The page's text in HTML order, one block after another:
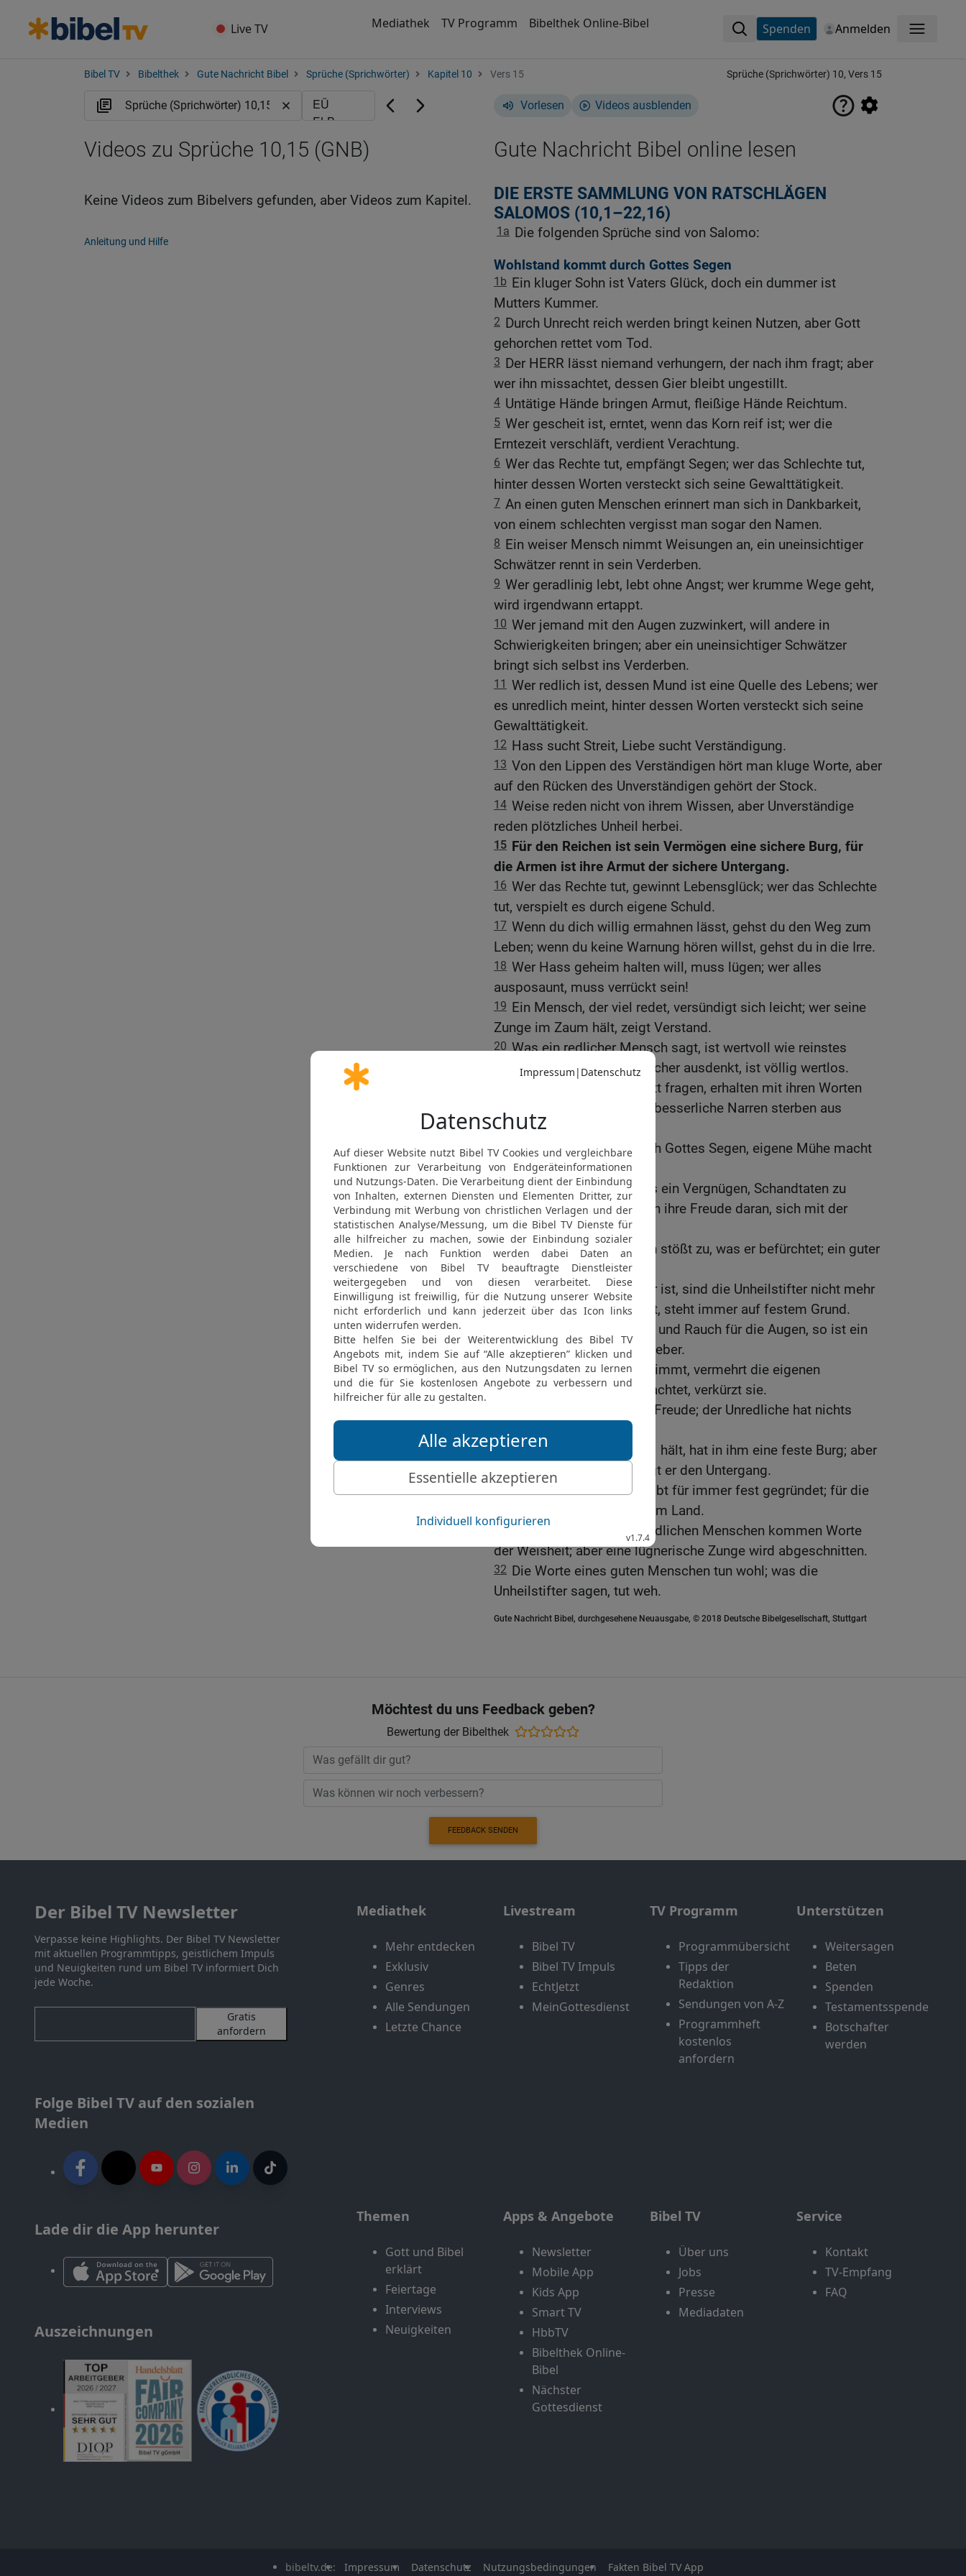
Live TV Mediathek TV Programm Bibelthek Online-Bibel Spenden Anmelden Menü
Bibel TV Bibelthek Gute Nachricht Bibel Sprüche (Sprichwörter) Kapitel 10 Vers 15 Sprüche (Sprichwörter) 10, Vers 15
Vorlesen Videos ausblenden
Gute Nachricht Bibel online lesen
DIE ERSTE SAMMLUNG VON RATSCHLÄGEN
SALOMOS (10,1–22,16)
1a Die folgenden Sprüche sind von Salomo:
Wohlstand kommt durch Gottes Segen
1b Ein kluger Sohn ist Vaters Glück, doch ein dummer ist
Mutters Kummer.
2 Durch Unrecht reich werden bringt keinen Nutzen, aber Gott
gehorchen rettet vom Tod.
3 Der HERR lässt niemand verhungern, der nach ihm fragt; aber
wer ihn missachtet, dessen Gier bleibt ungestillt.
4 Untätige Hände bringen Armut, fleißige Hände Reichtum.
5 Wer gescheit ist, erntet, wenn das Korn reif ist; wer die
Erntezeit verschläft, verdient Verachtung.
6 Wer das Rechte tut, empfängt Segen; wer das Schlechte tut,
hinter dessen Worten versteckt sich seine Gewalttätigkeit.
7 An einen guten Menschen erinnert man sich in Dankbarkeit,
von einem schlechten vergisst man sogar den Namen.
8 Ein weiser Mensch nimmt Weisungen an, ein uneinsichtiger
Schwätzer rennt in sein Verderben.
9 Wer geradlinig lebt, lebt ohne Angst; wer krumme Wege geht,
wird irgendwann ertappt.
10 Wer jemand mit den Augen zuzwinkert, will andere in
Schwierigkeiten bringen; aber ein uneinsichtiger Schwätzer
bringt sich selbst ins Verderben.
11 Wer redlich ist, dessen Mund ist eine Quelle des Lebens; wer
es unredlich meint, hinter dessen Worten versteckt sich seine
Gewalttätigkeit.
12 Hass sucht Streit, Liebe sucht Verständigung.
13 Von den Lippen des Verständigen hört man kluge Worte, aber
auf den Rücken des Unverständigen gehört der Stock.
14 Weise reden nicht von ihrem Wissen, aber Unverständige
reden plötzliches Unheil herbei.
15 Für den Reichen ist sein Vermögen eine sichere Burg, für
die Armen ist ihre Armut der sichere Untergang.
16 Wer das Rechte tut, gewinnt Lebensglück; wer das Schlechte
tut, verspielt es durch eigene Schuld.
17 Wenn du dich willig ermahnen lässt, gehst du den Weg zum
Leben; wenn du keine Warnung hören willst, gehst du in die Irre.
18 Wer Hass geheim halten will, muss lügen; wer alles
ausposaunt, muss verrückt sein!
19 Ein Mensch, der viel redet, versündigt sich leicht; wer seine
Zunge im Zaum hält, zeigt Verstand.
20 Was ein redlicher Mensch sagt, ist wertvoll wie reinstes
Silber; was sich ein unredlicher ausdenkt, ist völlig wertlos.
Menschen, die nach Gott fragen, erhalten mit ihren Worten
viele am Leben; aber unverbesserliche Narren sterben aus
Mangel an Verstand.
22 Wohlstand kommt durch Gottes Segen, eigene Mühe macht
ihn nicht größer.
23 Für Unverständige ist es ein Vergnügen, Schandtaten zu
verüben; Verständige haben ihre Freude daran, sich mit der
Weisheit zu befassen.
Einem bösen Menschen stößt zu, was er befürchtet; ein guter
bekommt, was er wünscht.
25 Wenn der Sturm vorüber ist, sind die Unheilstifter nicht mehr
da; aber wer das Rechte tut, steht immer auf festem Grund.
Wie Essig für die Zähne und Rauch für die Augen, so ist ein
Faulpelz für seinen Arbeitgeber.
27 Wer den HERRN ernst nimmt, vermehrt die eigenen
Lebensjahre; wer ihn missachtet, verkürzt sie.
Den Redlichen erwartet Freude; der Unredliche hat nichts
Gutes zu erwarten.
29 Wer sich an den HERRN hält, hat in ihm eine feste Burg; aber
allen, die Unrecht tun, bringt er den Untergang.
Der Rechtschaffene bleibt für immer fest gegründet; für die
Unheilstifter ist kein Platz im Land.
31 Aus dem Mund eines redlichen Menschen kommen Worte
der Weisheit; aber eine lügnerische Zunge wird abgeschnitten.
32 Die Worte eines guten Menschen tun wohl; was die
Unheilstifter sagen, tut weh.
Gute Nachricht Bibel, durchgesehene Neuausgabe, © 2018 Deutsche Bibelgesellschaft, Stuttgart
Videos zu Sprüche 10,15 (GNB)
Keine Videos zum Bibelvers gefunden, aber Videos zum Kapitel.
Anleitung und Hilfe
Möchtest du uns Feedback geben?
Bewertung der Bibelthek
FEEDBACK SENDEN
Der Bibel TV Newsletter
Verpasse keine Highlights. Der Bibel TV Newsletter
mit aktuellen Programmtipps, geistlichem Impuls
und Neuigkeiten rund um Bibel TV informiert Dich
jede Woche.
Gratis
anfordern
Folge Bibel TV auf den sozialen
Medien
Lade dir die App herunter
Auszeichnungen
Mediathek
Mehr entdecken
Exklusiv
Genres
Alle Sendungen
Letzte Chance
Livestream
Bibel TV
Bibel TV Impuls
EchtJetzt
MeinGottesdienst
TV Programm
Programmübersicht
Tipps der
Redaktion
Sendungen von A-Z
Programmheft
kostenlos
anfordern
Unterstützen
Weitersagen
Beten
Spenden
Testamentsspende
Botschafter
werden
Themen
Gott und Bibel
erklärt
Feiertage
Interviews
Neuigkeiten
Apps & Angebote
Newsletter
Mobile App
Kids App
Smart TV
HbbTV
Bibelthek Online-
Bibel
Nächster
Gottesdienst
Bibel TV
Über uns
Jobs
Presse
Mediadaten
Service
Kontakt
TV-Empfang
FAQ
bibeltv.de: Impressum Datenschutz Nutzungsbedingungen Fakten Bibel TV App